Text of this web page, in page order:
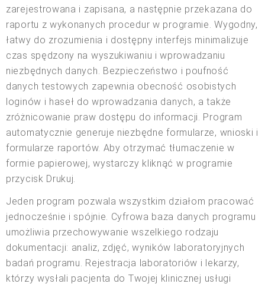
zarejestrowana i zapisana, a następnie przekazana do
raportu z wykonanych procedur w programie. Wygodny,
łatwy do zrozumienia i dostępny interfejs minimalizuje
czas spędzony na wyszukiwaniu i wprowadzaniu
niezbędnych danych. Bezpieczeństwo i poufność
danych testowych zapewnia obecność osobistych
loginów i haseł do wprowadzania danych, a także
zróżnicowanie praw dostępu do informacji. Program
automatycznie generuje niezbędne formularze, wnioski i
formularze raportów. Aby otrzymać tłumaczenie w
formie papierowej, wystarczy kliknąć w programie
przycisk Drukuj.
Jeden program pozwala wszystkim działom pracować
jednocześnie i spójnie. Cyfrowa baza danych programu
umożliwia przechowywanie wszelkiego rodzaju
dokumentacji: analiz, zdjęć, wyników laboratoryjnych
badań programu. Rejestracja laboratoriów i lekarzy,
którzy wysłali pacjenta do Twojej klinicznej usługi